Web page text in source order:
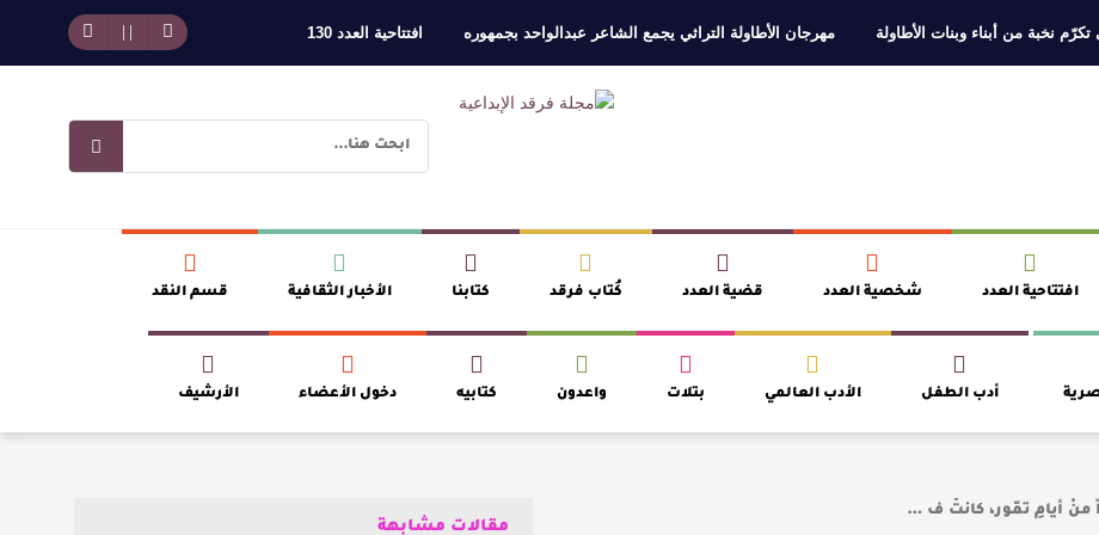
نخبة من أبناء وبنات الأطاولة مهرجان الأطاولة التراثي يجمع الشاعر عبدالواحد بجمهوره افتتاحية العدد 130
القيمة الأدبية بين استحقاق النص وسلطة الجائزة
في “مملكة الله” للدكتور محمد بدوي
افتتاحية العدد شخصية العدد قضية العدد كُتاب فرقد كتابنا الأخبار الثقافية قسم النقد
أدب الطفل الأدب العالمي بتلات واعدون كتابيه دخول الأعضاء الأرشيف
مقالات مشابهة
أيامِ تمّور، كانتْ ف …